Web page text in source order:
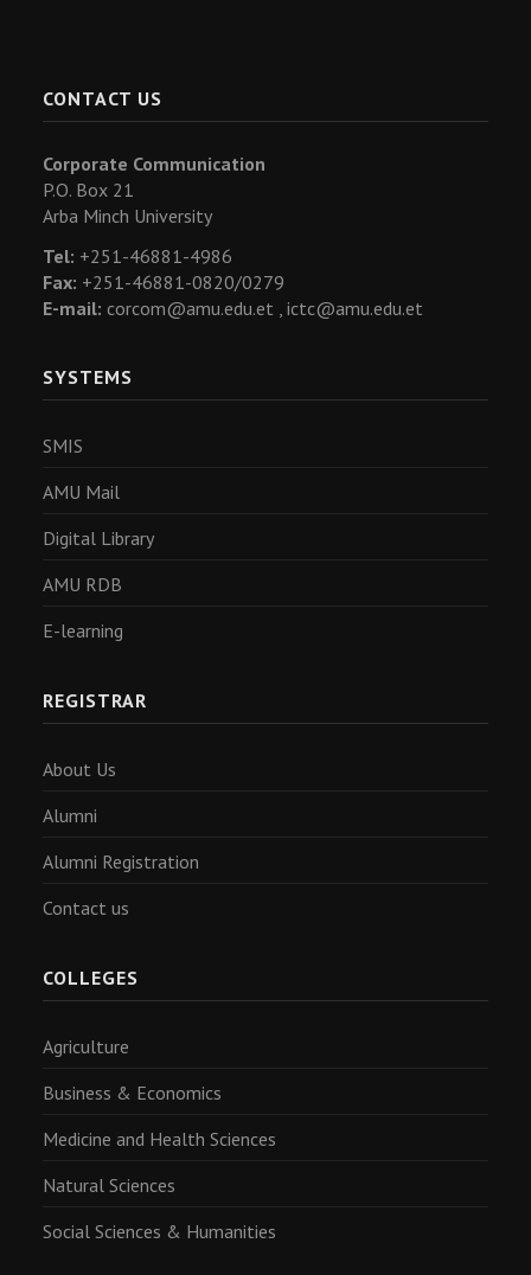
CONTACT US
Corporate Communication
P.O. Box 21
Arba Minch University
Tel: +251-46881-4986
Fax: +251-46881-0820/0279
E-mail: corcom@amu.edu.et , ictc@amu.edu.et
SYSTEMS
SMIS
AMU Mail
Digital Library
AMU RDB
E-learning
REGISTRAR
About Us
Alumni
Alumni Registration
Contact us
COLLEGES
Agriculture
Business & Economics
Medicine and Health Sciences
Natural Sciences
Social Sciences & Humanities